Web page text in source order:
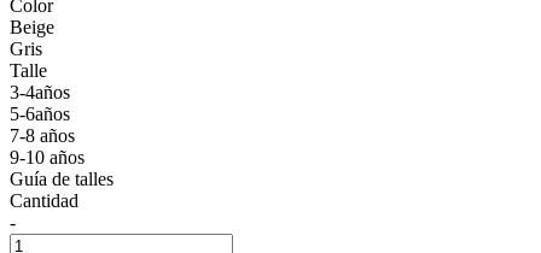
Color
Beige
Gris
Talle
3-4años
5-6años
7-8 años
9-10 años
Guía de talles
Cantidad
-